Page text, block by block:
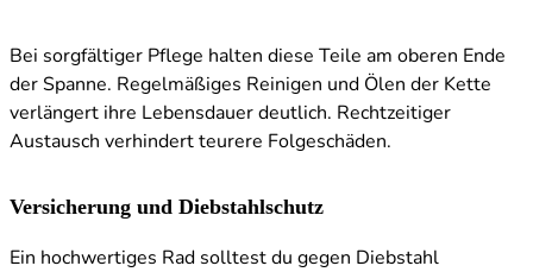
Bei sorgfältiger Pflege halten diese Teile am oberen Ende
der Spanne. Regelmäßiges Reinigen und Ölen der Kette
verlängert ihre Lebensdauer deutlich. Rechtzeitiger
Austausch verhindert teurere Folgeschäden.
Versicherung und Diebstahlschutz
Ein hochwertiges Rad solltest du gegen Diebstahl